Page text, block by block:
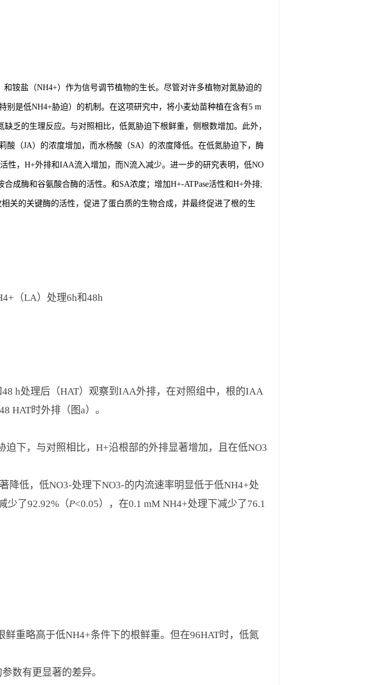
铵盐（NH4+）作为信号调节植物的生长。尽管对许多植物对氮胁迫的
别是低NH4+胁迫）的机制。在这项研究中，将小麦幼苗种植在含有5 m
乏的生理反应。与对照相比，低氮胁迫下根鲜重，侧根数增加。此外，
（JA）的浓度增加，而水杨酸（SA）的浓度降低。在低氮胁迫下，酶
性，H+外排和IAA流入增加，而N流入减少。进一步的研究表明，低NO
成酶和谷氨酸合酶的活性。和SA浓度；增加H+-ATPase活性和H+外排;
关的关键酶的活性，促进了蛋白质的生物合成，并最终促进了根的生
（LA）处理6h和48h
h处理后（HAT）观察到IAA外排，在对照组中，根的IAA
HAT时外排（图a）。
下，与对照相比，H+沿根部的外排显著增加，且在低NO3
降低，低NO3-处理下NO3-的内流速率明显低于低NH4+处
少了92.92%（P<0.05），在0.1 mM NH4+处理下减少了76.1
重略高于低NH4+条件下的根鲜重。但在96HAT时，低氮
数有更显著的差异。